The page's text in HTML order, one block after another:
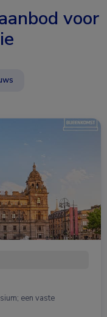
voor
een vaste